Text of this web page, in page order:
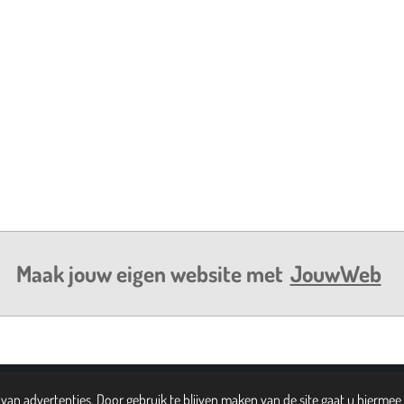
advertenties. Door gebruik te blijven maken van de site gaat u
Maak jouw eigen website met JouwWeb